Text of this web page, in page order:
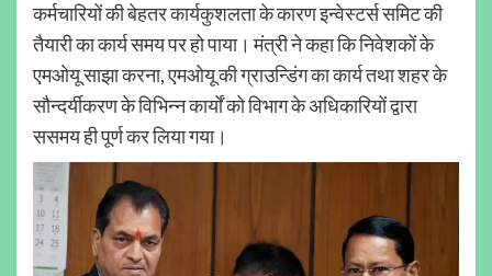
कर्मचारियों की बेहतर कार्यकुशलता के कारण इन्वेस्टर्स समिट की
तैयारी का कार्य समय पर हो पाया। मंत्री ने कहा कि निवेशकों के
एमओयू साझा करना, एमओयू की ग्राउन्डिंग का कार्य तथा शहर के
सौन्दर्यीकरण के विभिन्न कार्यों को विभाग के अधिकारियों द्वारा
ससमय ही पूर्ण कर लिया गया।